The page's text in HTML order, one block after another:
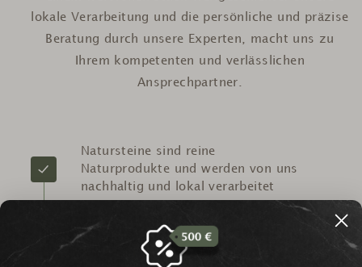
lokale Verarbeitung und die persönliche und präzise
Beratung durch unsere Experten, macht uns zu
Ihrem kompetenten und verlässlichen
Ansprechpartner.
Natursteine sind reine
Naturprodukte und werden von uns
nachhaltig und lokal verarbeitet
Wir verfügen über Millionen Jahre